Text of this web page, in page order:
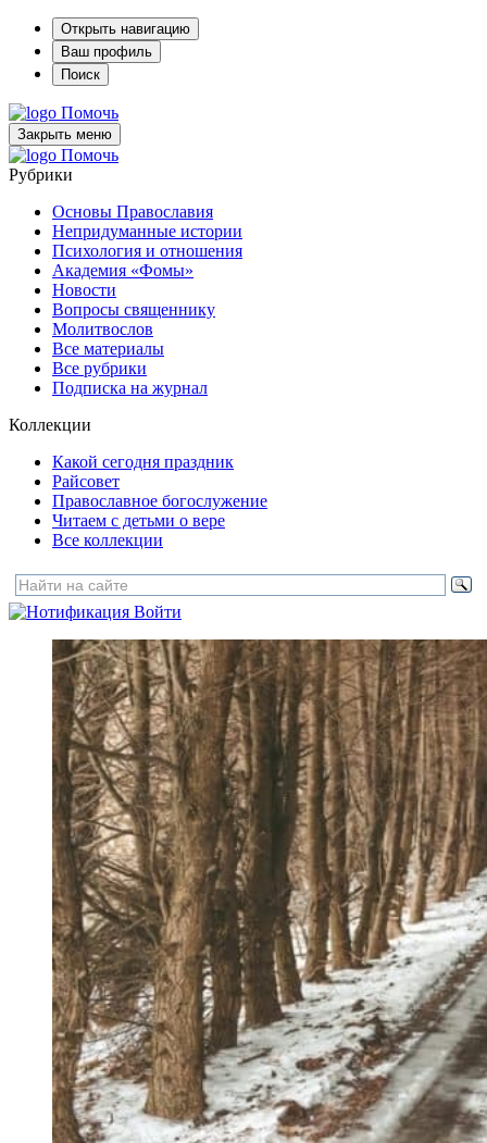
Открыть навигацию
Ваш профиль
Поиск
Помочь
Закрыть меню
Помочь
Рубрики
Основы Православия
Непридуманные истории
Психология и отношения
Академия «Фомы»
Новости
Вопросы священнику
Молитвослов
Все материалы
Все рубрики
Подписка на журнал
Коллекции
Какой сегодня праздник
Райсовет
Православное богослужение
Читаем с детьми о вере
Все коллекции
Войти